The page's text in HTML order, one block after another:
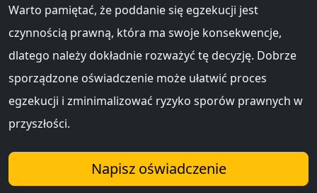
Warto pamiętać, że poddanie się egzekucji jest
czynnością prawną, która ma swoje konsekwencje,
dlatego należy dokładnie rozważyć tę decyzję. Dobrze
sporządzone oświadczenie może ułatwić proces
egzekucji i zminimalizować ryzyko sporów prawnych w
przyszłości.
Napisz oświadczenie